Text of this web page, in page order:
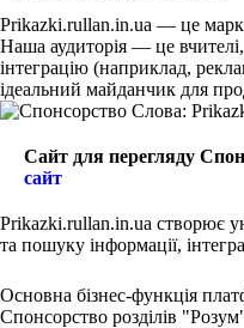
Prikazki.rullan.in.ua — це
Наша аудиторія — це
інтеграцію (наприклад,
ідеальний майданчик для
Сайт для перегляду
сайт
Prikazki.rullan.in.ua створює
та пошуку інформації,
Основна бізнес-функція
Спонсорство розділів